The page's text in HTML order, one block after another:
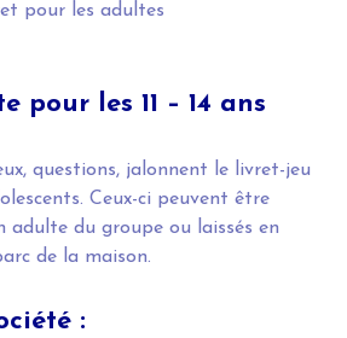
pour les adultes
pour les 11 – 14 ans
questions, jalonnent le livret-jeu
Ceux-ci peuvent être
adulte du groupe ou laissés en
de la maison.
: